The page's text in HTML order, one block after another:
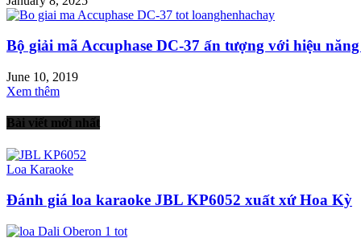
Bộ giải mã Accuphase DC-37 ấn tượng với hiệu
June 10, 2019
Xem thêm
Bài viết mới nhất
Loa Karaoke
Đánh giá loa karaoke JBL KP6052 xuất xứ Hoa Kỳ